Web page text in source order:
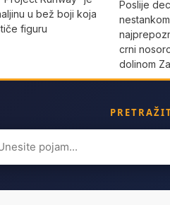
u bež boji koja
figuru
Poslije
crni
dolinom